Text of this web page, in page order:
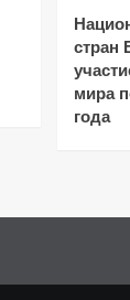
стран
мира
года